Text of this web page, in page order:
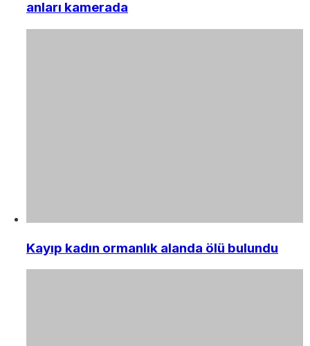
anları kamerada
Kayıp kadın ormanlık alanda ölü bulundu